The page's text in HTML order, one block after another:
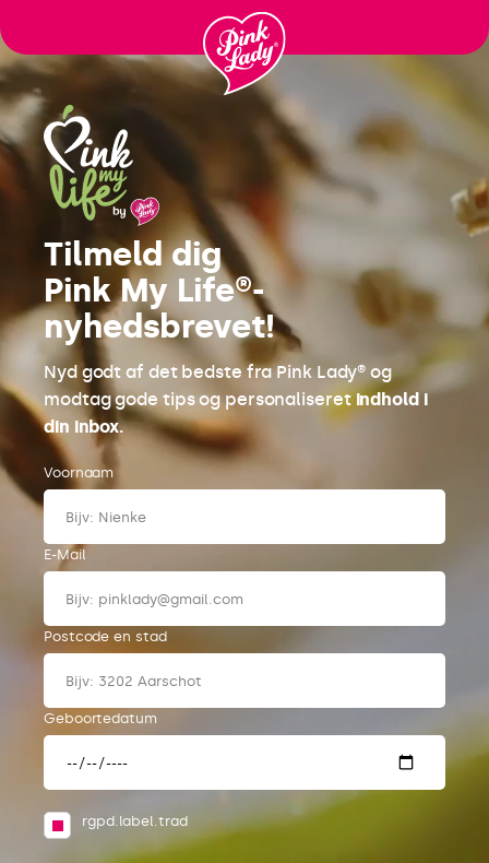
naar
inhoud
Tilmeld dig
Pink My Life®-
nyhedsbrevet!
Nyd godt af det bedste fra Pink Lady® og
modtag gode tips og personaliseretindhold i
din inbox.
E-Mail
rgpd.label.trad
Voornaam
Postcode en stad
Geboortedatum